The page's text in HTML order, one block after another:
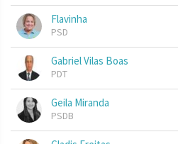
Flavinha
PSD
Gabriel Vilas Boas
PDT
Geila Miranda
PSDB